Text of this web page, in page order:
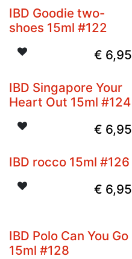
IBD Goodie two-
shoes 15ml #122
€ 6,95
IBD Singapore Your
Heart Out 15ml #124
€ 6,95
IBD rocco 15ml #126
€ 6,95
IBD Polo Can You Go
15ml #128